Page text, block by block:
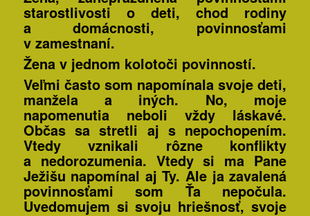
starostlivosti o deti, chod rodiny
a domácnosti, povinnosťami
v zamestnaní.
Žena v jednom kolotoči povinností.
Veľmi často som napomínala svoje deti,
manžela a iných. No, moje
napomenutia neboli vždy láskavé.
Občas sa stretli aj s nepochopením.
Vtedy vznikali rôzne konflikty
a nedorozumenia. Vtedy si ma Pane
Ježišu napomínal aj Ty. Ale ja zavalená
povinnosťami som Ťa nepočula.
Uvedomujem si svoju hriešnosť, svoje